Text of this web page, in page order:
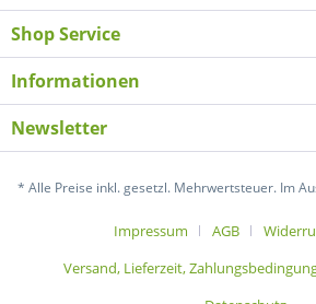
Shop Service
Informationen
Newsletter
* Alle Preise inkl. gesetzl. Mehrwertsteuer. Im
Impressum AGB
Versand, Lieferzeit,